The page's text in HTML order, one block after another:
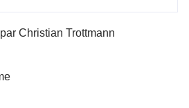
Christian Trottmann